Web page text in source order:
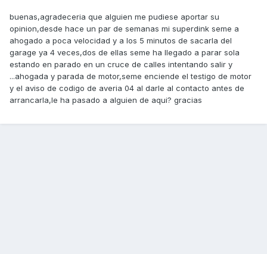
buenas,agradeceria que alguien me pudiese aportar su
opinion,desde hace un par de semanas mi superdink seme a
ahogado a poca velocidad y a los 5 minutos de sacarla del
garage ya 4 veces,dos de ellas seme ha llegado a parar sola
estando en parado en un cruce de calles intentando salir y
...ahogada y parada de motor,seme enciende el testigo de motor
y el aviso de codigo de averia 04 al darle al contacto antes de
arrancarla,le ha pasado a alguien de aqui? gracias